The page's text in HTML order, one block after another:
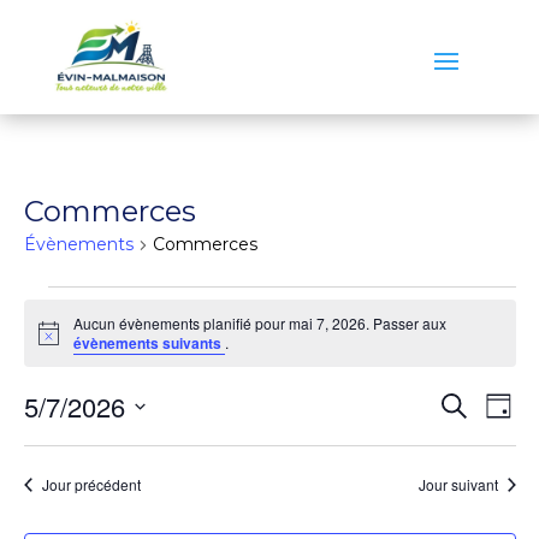
Commerces
Évènements Commerces
for
mai
7,
2026
Notice
Aucun évènements planifié pour mai 7, 2026. Passer aux
évènements suivants .
de
vues
de
Jour
5/7/2026
date.Jour précédent Jour suivant